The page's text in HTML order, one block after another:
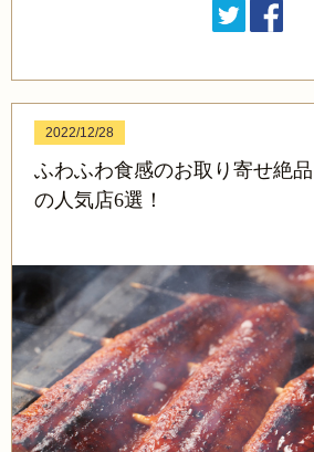
2022/12/28
ふわふわ食感のお取り寄せ絶
の人気店6選！